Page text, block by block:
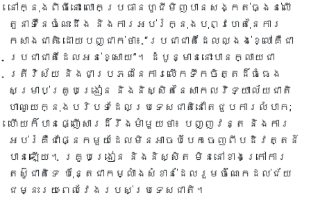
នៅក្នុងពិធីនោះ លោកប្រធានហូជីមិញបានសង្កត់ធ្ងន់លើ
តួនាទីនៃចំណេះដឹង និងការអប់រំក្នុងបុព្វហេតុនៃការ
កសាងជាតិ ដោយបញ្ជាក់ថា៖ “ប្រជាជាតិដែលល្ងង់ខ្លៅគឺជា
ប្រជាជាតិដែលអន់ខ្សោយ”។ ដំបូន្មាននោះបានក្លាយជា
ត្រីវិស័យ និងជាប្រភពនៃការលើកទឹកចិត្តដ៏ធំធេង
សម្រាប់គ្រូបង្រៀន និងនិស្សិតនៃសាកលវិទ្យាល័យជាតិ
ហាណូយក្នុងបរិបទដែលប្រទេសជាតិនៅតែជួបការលំបាក;
ហើយក៏បានផ្ញើសារដ៏រឹងមាំមួយថា៖ បញ្ញវន្ត និងការ
អប់រំគឺជាផ្នែកមួយដែលមិនអាចបំបែកចេញពីបដិវត្តន៍
បានឡើយ។ គ្រូបង្រៀន និងនិស្សិត មិននៅខាងក្រៅការ
តស៊ូជាតិទេ ប៉ុន្តែជាកម្លាំងសំខាន់ដែលរួមចំណែកដល់ជ័យ
ជម្នះរយៈពេលវែងរបស់ប្រទេសជាតិ។